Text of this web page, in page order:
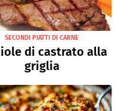
SECONDI PIATTI DI CARNE
di castrato alla
griglia